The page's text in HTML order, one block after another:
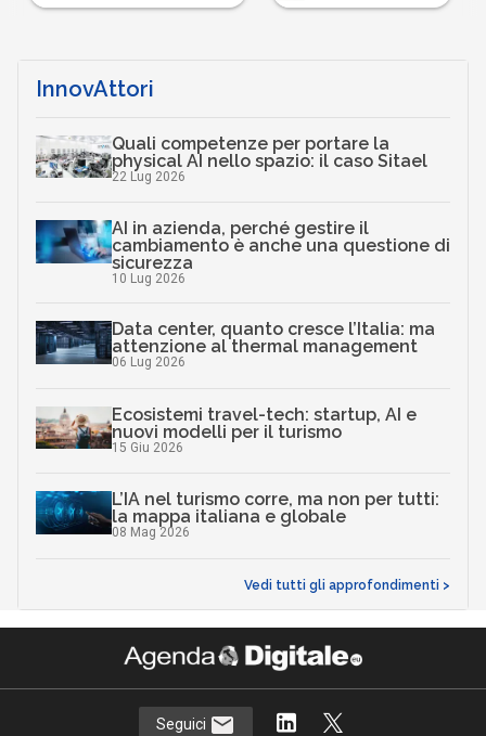
InnovAttori
Quali competenze per portare la
physical AI nello spazio: il caso Sitael
22 Lug 2026
AI in azienda, perché gestire il
cambiamento è anche una questione di
sicurezza
10 Lug 2026
Data center, quanto cresce l’Italia: ma
attenzione al thermal management
06 Lug 2026
Ecosistemi travel-tech: startup, AI e
nuovi modelli per il turismo
15 Giu 2026
L’IA nel turismo corre, ma non per tutti:
la mappa italiana e globale
08 Mag 2026
Vedi tutti gli approfondimenti >
Seguici